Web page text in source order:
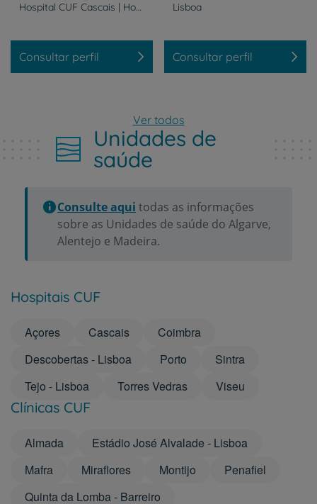
Hospital CUF Cascais | Hospital CUF Sintra
Consultar perfil
Lisboa
Consultar perfil
Ver todos
Unidades de
saúde
Consulte aqui todas as informações
sobre as Unidades de saúde do Algarve,
Alentejo e Madeira.
Hospitais CUF
Açores Cascais
Coimbra
Descobertas - Lisboa
Porto
Sintra
Tejo - Lisboa
Torres Vedras Viseu
Clínicas CUF
Almada
Estádio José Alvalade - Lisboa
Mafra
Miraflores Montijo
Penafiel
Quinta da Lomba - Barreiro